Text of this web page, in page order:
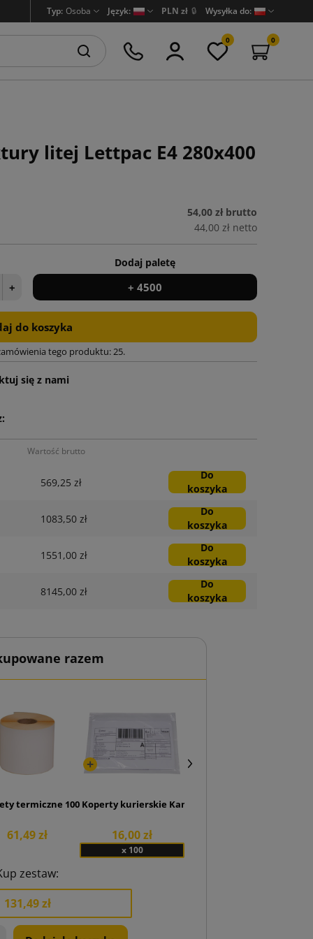
Typ: Osoba Język: PLN zł 🔒 Wysyłka do:
0 0
litej Lettpac E4 280x400
54,00 zł brutto
44,00 zł netto
+
Dodaj paletę
+ 4500
do koszyka
tego produktu: 25.
się z nami
Wartość brutto
569,25 zł
Do
koszyka
1083,50 zł
Do
koszyka
1551,00 zł
Do
koszyka
8145,00 zł
Do
koszyka
razem
Lettpac E4 280x400
termiczne 100x150 rolka 500 szt.
61,49 zł
Koperty kurierskie Kangurki Przylgi C6
16,00 zł
x 100
zestaw:
131,49 zł